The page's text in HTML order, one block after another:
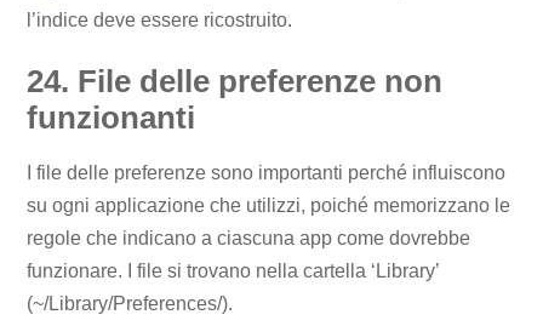
l’indice deve essere ricostruito.
24. File delle preferenze non
funzionanti
I file delle preferenze sono importanti perché influiscono
su ogni applicazione che utilizzi, poiché memorizzano le
regole che indicano a ciascuna app come dovrebbe
funzionare. I file si trovano nella cartella ‘Library’
(~/Library/Preferences/).